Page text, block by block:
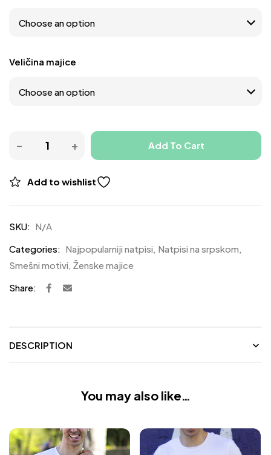
Veličina majice
Add To Cart
Add to wishlist
SKU: N/A
Categories: Najpopularniji natpisi, Natpisi na srpskom,
Smešni motivi, Ženske majice
Share:
DESCRIPTION
You may also like…